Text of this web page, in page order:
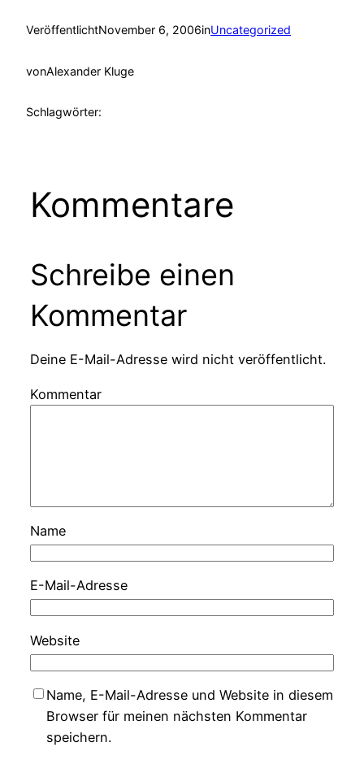
VeröffentlichtNovember 6, 2006inUncategorized
vonAlexander Kluge
Schlagwörter:
Kommentare
Schreibe einen
Kommentar
Deine E-Mail-Adresse wird nicht veröffentlicht.
Kommentar
Name
E-Mail-Adresse
Website
Name, E-Mail-Adresse und Website in diesem
Browser für meinen nächsten Kommentar
speichern.